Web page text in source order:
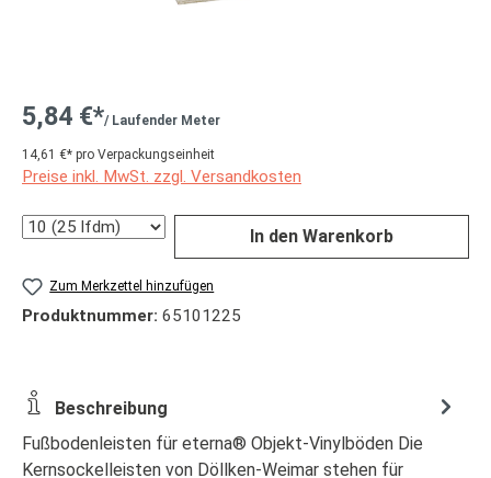
5,84 €*/ Laufender Meter
14,61 €* pro Verpackungseinheit
Preise inkl. MwSt. zzgl. Versandkosten
Anzahl In den Warenkorb
Zum Merkzettel hinzufügen
Produktnummer: 65101225
Beschreibung
Fußbodenleisten für eterna® Objekt-Vinylböden Die
Kernsockelleisten von Döllken-Weimar stehen für